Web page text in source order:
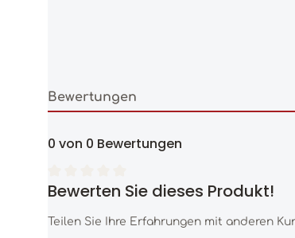
Bewertungen
0 von 0 Bewertungen
Durchschnittliche Bewertung von 0 von 5
Bewerten Sie dieses Produkt!
Teilen Sie Ihre Erfahrungen mit anderen